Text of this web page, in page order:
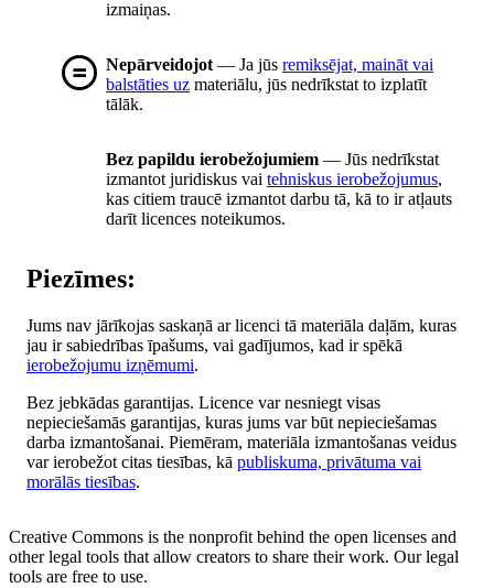
izmaiņas.
Nepārveidojot — Ja jūs remiksējat, maināt vai
balstāties uz materiālu, jūs nedrīkstat to izplatīt
tālāk.
Bez papildu ierobežojumiem — Jūs nedrīkstat
izmantot juridiskus vai tehniskus ierobežojumus,
kas citiem traucē izmantot darbu tā, kā to ir atļauts
darīt licences noteikumos.
Piezīmes:
Jums nav jārīkojas saskaņā ar licenci tā materiāla daļām, kuras
jau ir sabiedrības īpašums, vai gadījumos, kad ir spēkā
ierobežojumu izņēmumi.
Bez jebkādas garantijas. Licence var nesniegt visas
nepieciešamās garantijas, kuras jums var būt nepieciešamas
darba izmantošanai. Piemēram, materiāla izmantošanas veidus
var ierobežot citas tiesības, kā publiskuma, privātuma vai
morālās tiesības.
Creative Commons is the nonprofit behind the open licenses and
other legal tools that allow creators to share their work. Our legal
tools are free to use.